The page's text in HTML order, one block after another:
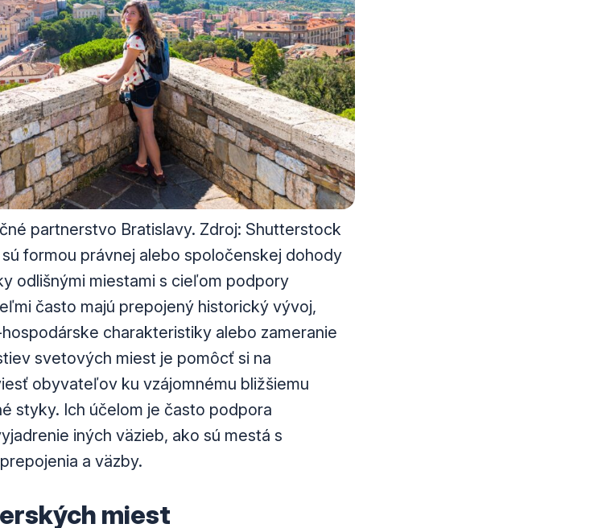
partnerstvo Bratislavy. Zdroj: Shutterstock
formou právnej alebo spoločenskej dohody
odlišnými miestami s cieľom podpory
často majú prepojený historický vývoj,
charakteristiky alebo zameranie
svetových miest je pomôcť si na
obyvateľov ku vzájomnému bližšiemu
styky. Ich účelom je často podpora
iných väzieb, ako sú mestá s
a väzby.
miest